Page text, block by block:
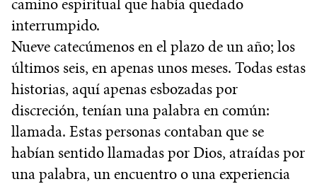
camino espiritual que había quedado
interrumpido.
Nueve catecúmenos en el plazo de un año; los
últimos seis, en apenas unos meses. Todas estas
historias, aquí apenas esbozadas por
discreción, tenían una palabra en común:
llamada. Estas personas contaban que se
habían sentido llamadas por Dios, atraídas por
una palabra, un encuentro o una experiencia